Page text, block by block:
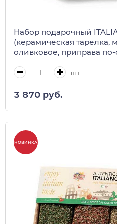
Набор подарочный ITALIAN DIP
(керамическая тарелка,
оливковое, приправа
шт
3 870 руб.
НОВИНКА